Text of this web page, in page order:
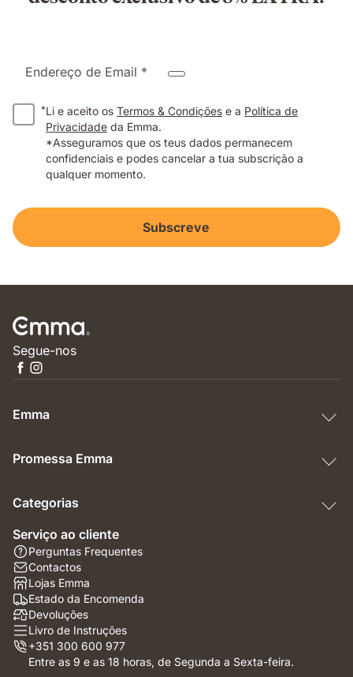
Endereço de Email *
*Li e aceito os Termos & Condições e a Política de
Privacidade da Emma.
*Asseguramos que os teus dados permanecem
confidenciais e podes cancelar a tua subscrição a
qualquer momento.
Subscreve
Segue-nos
Emma
Promessa Emma
Categorias
Serviço ao cliente
Perguntas Frequentes
Contactos
Lojas Emma
Estado da Encomenda
Devoluções
Livro de Instruções
+351 300 600 977
Entre as 9 e as 18 horas, de Segunda a Sexta-feira.